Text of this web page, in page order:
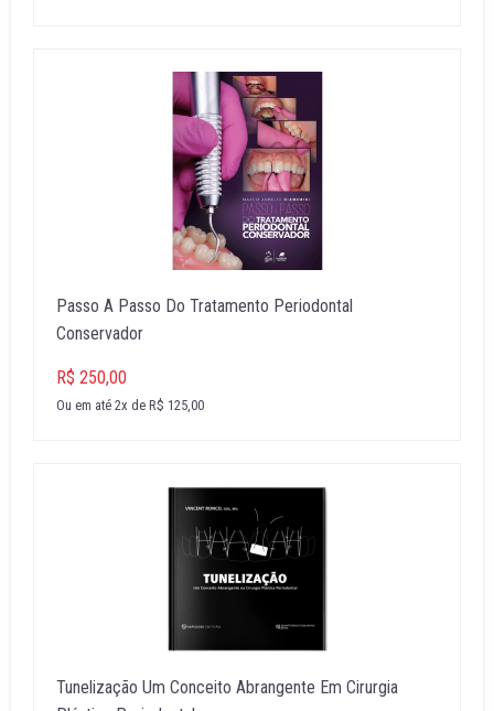
Passo A Passo Do Tratamento Periodontal
Conservador
R$ 250,00
Ou em até 2x de R$ 125,00
Tunelização Um Conceito Abrangente Em Cirurgia